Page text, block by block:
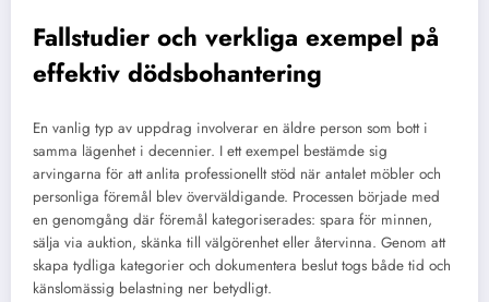
Fallstudier och verkliga exempel på
effektiv dödsbohantering
En vanlig typ av uppdrag involverar en äldre person som bott i
samma lägenhet i decennier. I ett exempel bestämde sig
arvingarna för att anlita professionellt stöd när antalet möbler och
personliga föremål blev överväldigande. Processen började med
en genomgång där föremål kategoriserades: spara för minnen,
sälja via auktion, skänka till välgörenhet eller återvinna. Genom att
skapa tydliga kategorier och dokumentera beslut togs både tid och
känslomässig belastning ner betydligt.